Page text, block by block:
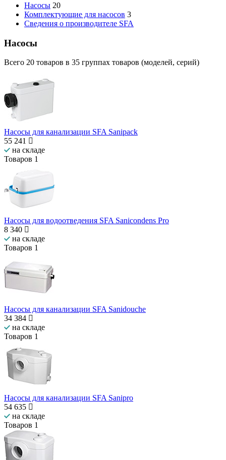
Насосы 20
Комплектующие для насосов 3
Сведения о производителе SFA
Насосы
Всего 20 товаров в 35 группах товаров (моделей, серий)
Насосы для канализации SFA Sanipack
55 241
на складе
Товаров 1
Насосы для водоотведения SFA Sanicondens Pro
8 340
на складе
Товаров 1
Насосы для канализации SFA Sanidouche
34 384
на складе
Товаров 1
Насосы для канализации SFA Sanipro
54 635
на складе
Товаров 1